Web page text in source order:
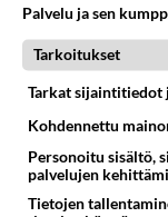
antamatta.
Eu:ssa on
Afrikkaan
ottivat rahat ja
Miten sitä
valehtelee ja
Palvelu ja sen
Tarkoitukset
Tarkat sijaintitiedot
Kohdennettu
Personoitu sisältö,
palvelujen
Tietojen